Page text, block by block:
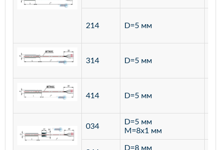
214 D=5 мм
314 D=5 мм
414 D=5 мм
034
D=5 мм
M=8х1 мм
D=8 мм